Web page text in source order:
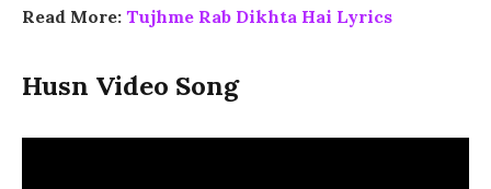
Read More: Tujhme Rab Dikhta Hai Lyrics
Husn Video Song